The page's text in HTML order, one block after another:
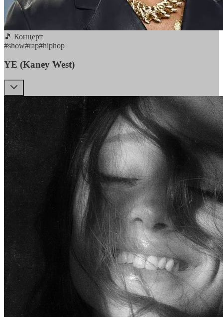
🎵 Концерт
#show#rap#hiphop
YE (Kaney West)